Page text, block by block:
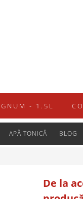
- 1.5L
APĂ TONICĂ BLOG
De la